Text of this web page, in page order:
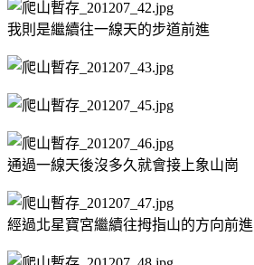
我則是繼續往一線天的步道前進
通過一線天後沒多久就會接上象山崗
經過北星寶宮繼續往拇指山的方向前進